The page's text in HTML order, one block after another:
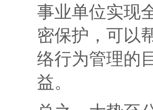
事业单位实现
密保护，可以
络行为管理的
益。